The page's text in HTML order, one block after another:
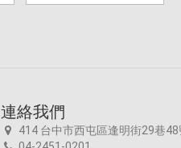
連絡我們
414 台中市西屯區逢明街29巷48